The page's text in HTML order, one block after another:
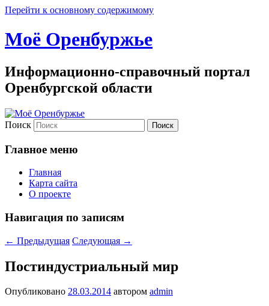
Перейти к основному содержимому
Моё Оренбуржье
Информационно-справочный портал
Оренбургской области
Поиск
Главное меню
Главная
Карта сайта
О проекте
Навигация по записям
← Предыдущая Следующая →
Постиндустриальный мир
Опубликовано 28.03.2014 автором admin